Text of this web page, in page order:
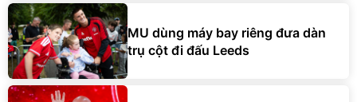
MU dùng máy bay riêng đưa dàn
trụ cột đi đấu Leeds